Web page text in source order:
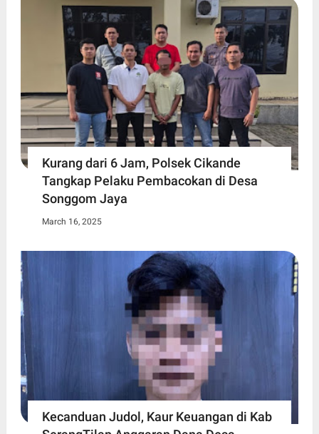
Kurang dari 6 Jam, Polsek Cikande
Tangkap Pelaku Pembacokan di Desa
Songgom Jaya
March 16, 2025
Kecanduan Judol, Kaur Keuangan di Kab